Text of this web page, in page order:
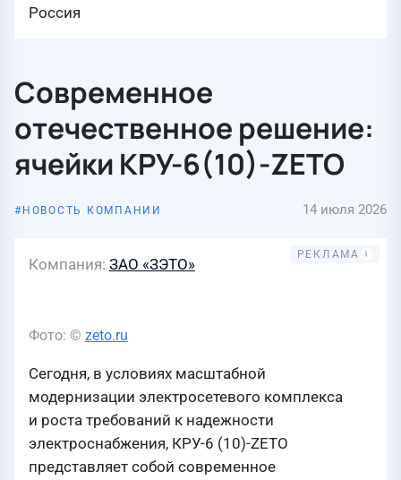
Россия
Современное
отечественное решение:
ячейки КРУ-6(10)-ZETO
НОВОСТЬ КОМПАНИИ 14 июля 2026
Компания ЗАО «ЗЭТО»
Фото: © zeto.ru
Сегодня, в условиях масштабной
модернизации электросетевого комплекса
и роста требований к надежности
электроснабжения, КРУ-6 (10)-ZETO
представляет собой современное